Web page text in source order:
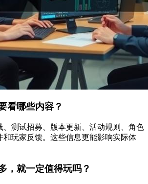
看哪些内容？
、测试招募、版本更新、活动规则、角色
和玩家反馈。这些信息更能影响实际体
，就一定值得玩吗？